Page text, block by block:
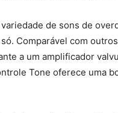
variedade de sons de
Comparável com
a um amplificador
Tone oferece uma